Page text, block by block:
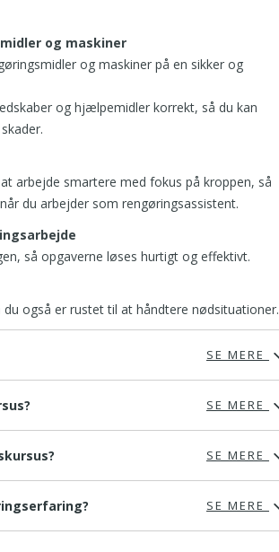
og maskiner
og maskiner på en sikker og
og hjælpemidler korrekt, så du kan
arbejde smartere med fokus på kroppen, så
du arbejder som rengøringsassistent.
så opgaverne løses hurtigt og effektivt.
også er rustet til at håndtere nødsituationer.
SE MERE
SE MERE
SE MERE
SE MERE